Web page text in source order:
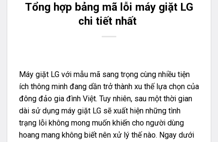
Tổng hợp bảng mã lỗi máy giặt LG
chi tiết nhất
Máy giặt LG với mẫu mã sang trọng cùng nhiều tiện
ích thông minh đang dần trở thành xu thế lựa chọn của
đông đảo gia đình Việt. Tuy nhiên, sau một thời gian
dài sử dụng máy giặt LG sẽ xuất hiện những tình
trạng lỗi không mong muốn khiến cho người dùng
hoang mang không biết nên xử lý thế nào. Ngay dưới